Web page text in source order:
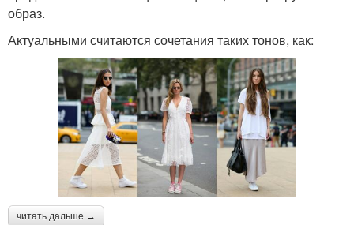
образ.
Актуальными считаются сочетания таких тонов, как:
читать дальше →